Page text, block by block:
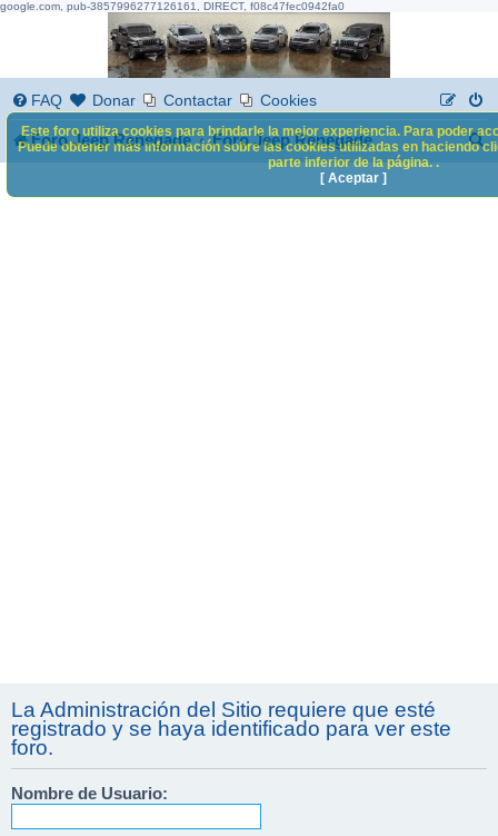
google.com, pub-3857996277126161, DIRECT, f08c47fec0942fa0
FAQ Donar Contactar Cookies
Foro Jeep Renegade Foro Jeep Renegade
B
s
La Administración del Sitio requiere que esté
registrado y se haya identificado para ver este
foro.
Nombre de Usuario:
Este foro utiliza cookies para brindarle la mejor experiencia. Para poder
Puede obtener más información sobre las cookies utilizadas en haciendo
parte inferior de la página. .
[ Aceptar ]